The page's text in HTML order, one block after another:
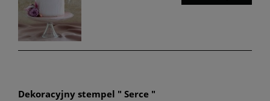
Dekoracyjny stempel " Serce "